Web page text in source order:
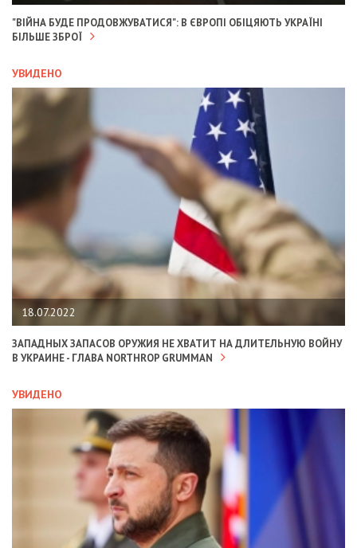
"ВІЙНА БУДЕ ПРОДОВЖУВАТИСЯ": В ЄВРОПІ ОБІЦЯЮТЬ УКРАЇНІ
БІЛЬШЕ ЗБРОЇ
УВИДЕНО
18.07.2022
ЗАПАДНЫХ ЗАПАСОВ ОРУЖИЯ НЕ ХВАТИТ НА ДЛИТЕЛЬНУЮ ВОЙНУ
В УКРАИНЕ - ГЛАВА NORTHROP GRUMMAN
УВИДЕНО